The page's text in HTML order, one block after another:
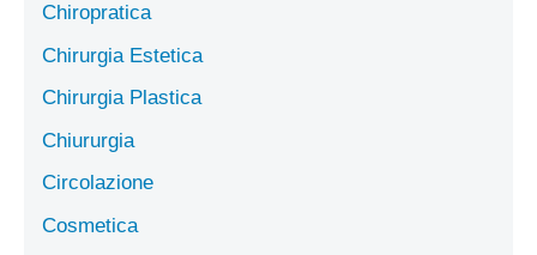
Chiropratica
Chirurgia Estetica
Chirurgia Plastica
Chiururgia
Circolazione
Cosmetica